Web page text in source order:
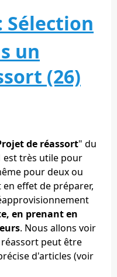
Sélection
un
(26)
de réassort" du
est très utile pour
pour deux ou
effet de préparer,
en prenant en
. Nous allons voir
peut être
d'articles (voir